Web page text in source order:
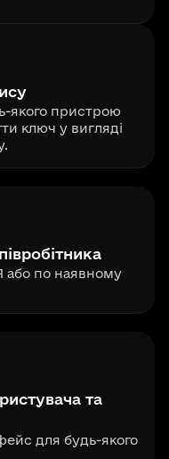
якого пристрою
ключ у вигляді
або по наявному
та
для будь-якого